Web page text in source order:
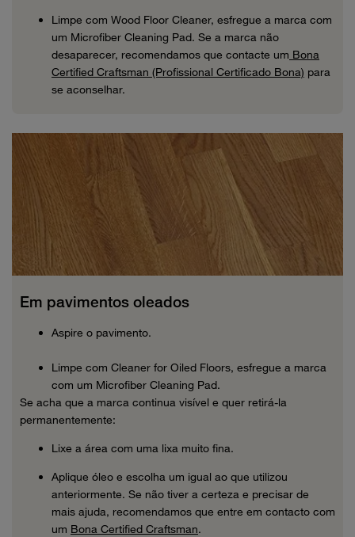
Limpe com Wood Floor Cleaner, esfregue a marca com
um Microfiber Cleaning Pad. Se a marca não
desaparecer, recomendamos que contacte um Bona
Certified Craftsman (Profissional Certificado Bona) para
se aconselhar.
Em pavimentos oleados
Aspire o pavimento.
Limpe com Cleaner for Oiled Floors, esfregue a marca
com um Microfiber Cleaning Pad.
Se acha que a marca continua visível e quer retirá-la
permanentemente:
Lixe a área com uma lixa muito fina.
Aplique óleo e escolha um igual ao que utilizou
anteriormente. Se não tiver a certeza e precisar de
mais ajuda, recomendamos que entre em contacto com
um Bona Certified Craftsman.